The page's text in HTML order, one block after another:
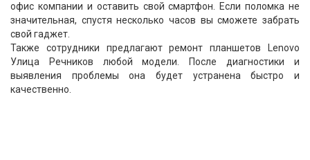
офис компании и оставить свой смартфон. Если поломка не
значительная, спустя несколько часов вы сможете забрать
свой гаджет.
Также сотрудники предлагают ремонт планшетов Lenovo
Улица Речников любой модели. После диагностики и
выявления проблемы она будет устранена быстро и
качественно.